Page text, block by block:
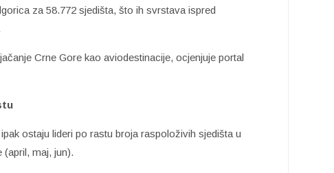
za 58.772 sjedišta, što ih svrstava ispred
Crne Gore kao aviodestinacije, ocjenjuje portal
ostaju lideri po rastu broja raspoloživih sjedišta u
(april, maj, jun).